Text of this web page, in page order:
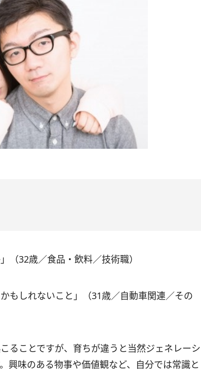
（32歳／食品・飲料／技術職）
もしれないこと」（31歳／自動車関連／その
ることですが、育ちが違うと当然ジェネレーシ
興味のある物事や価値観など、自分では常識と